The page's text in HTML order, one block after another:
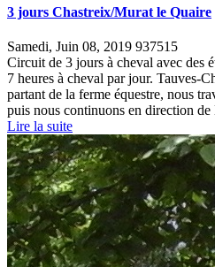
3 jours Chastreix/Murat le Quaire
Samedi, Juin 08, 2019 937515
Circuit de 3 jours à cheval avec des
7 heures à cheval par jour. Tauves-
partant de la ferme équestre, nous
puis nous continuons en direction de
Lire la suite